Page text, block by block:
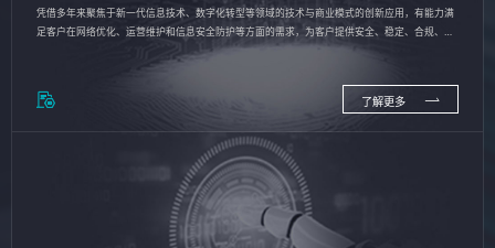
凭借多年来聚焦于新一代信息技术、数字化转型等领域的技术与商业模式的创新应用，有能力满
足客户在网络优化、运营维护和信息安全防护等方面的需求，为客户提供安全、稳定、合规、持
了解更多